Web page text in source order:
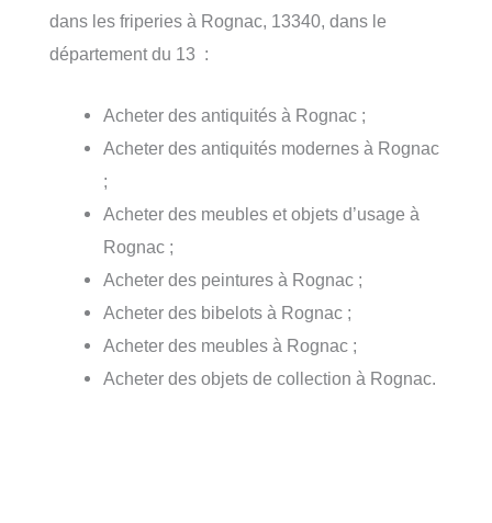
dans les friperies à Rognac, 13340, dans le
département du 13 :
Acheter des antiquités à Rognac ;
Acheter des antiquités modernes à Rognac
;
Acheter des meubles et objets d’usage à
Rognac ;
Acheter des peintures à Rognac ;
Acheter des bibelots à Rognac ;
Acheter des meubles à Rognac ;
Acheter des objets de collection à Rognac.